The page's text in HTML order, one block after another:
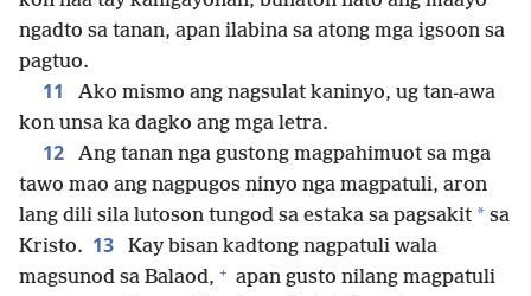
ngadto sa tanan, apan ilabina sa atong mga igsoon sa
pagtuo.
11
Ako mismo ang nagsulat kaninyo, ug tan-awa
kon unsa ka dagko ang mga letra.
12
Ang tanan nga gustong magpahimuot sa mga
tawo mao ang nagpugos ninyo nga magpatuli, aron
lang dili sila lutoson tungod sa estaka sa pagsakit * sa
Kristo. 13
Kay bisan kadtong nagpatuli wala
magsunod sa Balaod, + apan gusto nilang magpatuli